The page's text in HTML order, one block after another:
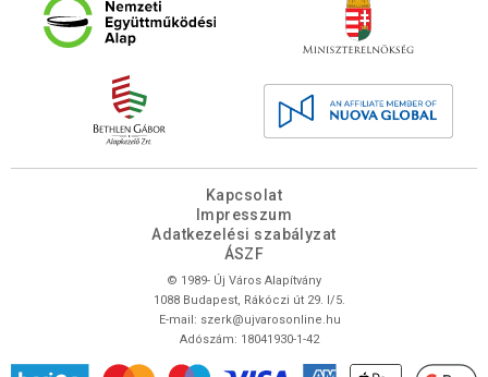
Kapcsolat
Impresszum
Adatkezelési szabályzat
ÁSZF
© 1989- Új Város Alapítvány
1088 Budapest, Rákóczi út 29. I/5.
E-mail: szerk@ujvarosonline.hu
Adószám: 18041930-1-42